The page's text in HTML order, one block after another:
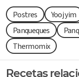
Postres Yooj yim
Panqueques
Thermomix
Recetas